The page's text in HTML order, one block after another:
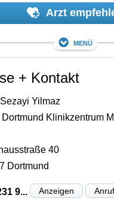
Arzt
Menü
+ Kontakt
Yilmaz
Klinikzentrum
40
Dortmund
9... Anzeigen